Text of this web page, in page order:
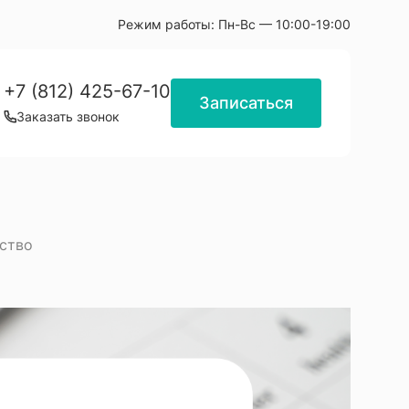
Режим работы: Пн-Вс — 10:00-19:00
+7 (812) 425-67-10
Заказать звонок
Записаться